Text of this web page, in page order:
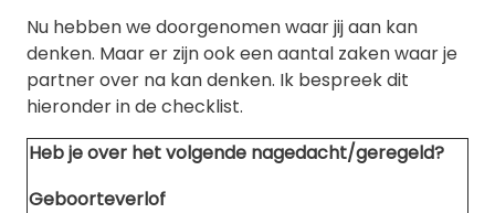
Nu hebben we doorgenomen waar jij aan kan
denken. Maar er zijn ook een aantal zaken waar je
partner over na kan denken. Ik bespreek dit
hieronder in de checklist.
Heb je over het volgende nagedacht/geregeld?
Geboorteverlof